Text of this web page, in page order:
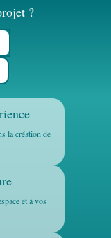
?
la création de
et à vos